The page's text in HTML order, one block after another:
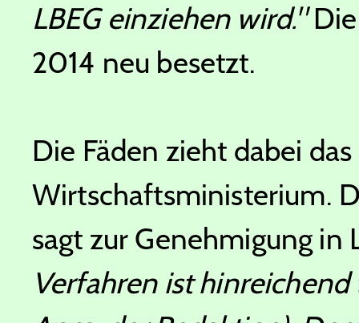
LBEG einziehen wird."Die
2014 neu besetzt.
Die Fäden zieht dabei
Wirtschaftsministerium.
sagt zur Genehmigung
Verfahren ist